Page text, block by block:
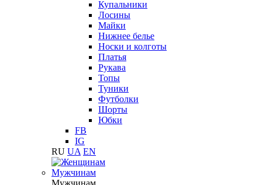
Купальники
Лосины
Майки
Нижнее белье
Носки и колготы
Платья
Рукава
Топы
Туники
Футболки
Шорты
Юбки
FB
IG
RU UA EN
Мужчинам
Мужчинам